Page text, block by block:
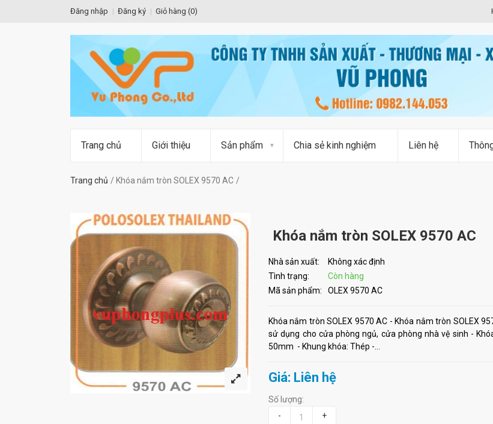
Đăng nhập Đăng ký Giỏ hàng (0)
Trang chủ Giới thiệu Sản phẩm Chia sẻ kinh nghiệm Liên hệ
Trang chủ Khóa nắm tròn SOLEX 9570 AC
Khóa nắm tròn SOLEX 9570 AC
Nhà sản xuất:
Không xác định
Tình trạng:
Còn hàng
Mã sản phẩm:
OLEX 9570 AC
Khóa nắm tròn SOLEX 9570 AC - Khóa nắm tròn SOLEX
sử dụng cho cửa phòng ngủ, cửa phòng nhà vệ sinh -
50mm - Khung khóa: Thép -...
Giá: Liên hệ
Số lượng:
-
+